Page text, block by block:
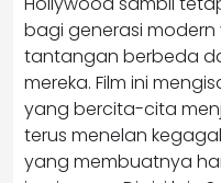
bagi generasi
tantangan berbeda
mereka. Film ini
yang bercita-cita
terus menelan
yang membuatnya